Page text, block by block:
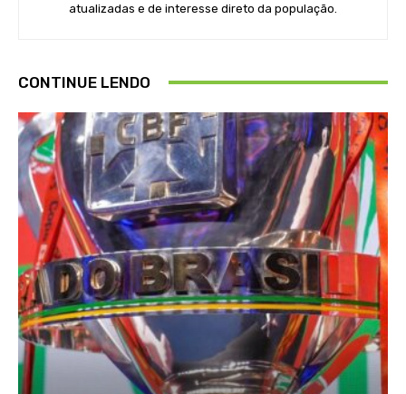
atualizadas e de interesse direto da população.
CONTINUE LENDO